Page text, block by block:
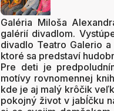
Galéria Miloša
galérií divadlom.
divadlo Teatro Galerio
ktoré sa predstaví
Pre deti je
motívy rovnomennej
kde je aj malý krôčik
pokojný život v jabĺčku